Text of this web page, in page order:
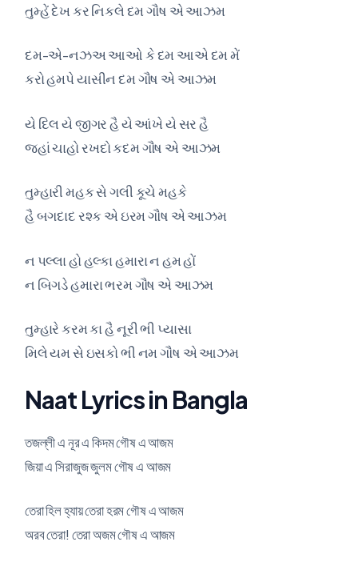
તુમ્હેં દેખ કર નિકલે દમ ગૌષ એ આઝમ
દમ-એ-નઝઅ આઓ કે દમ આએ દમ મેં
કરો હમપે યાસીન દમ ગૌષ એ આઝમ
યે દિલ યે જીગર હૈ યે આંખે યે સર હૈ
જહાં ચાહો રખદો કદમ ગૌષ એ આઝમ
તુમ્હારી મહક સે ગલી કૂચે મહકે
હૈ બગદાદ રશ્ક એ ઇરમ ગૌષ એ આઝમ
ન પલ્લા હો હલ્કા હમારા ન હમ હોં
ન બિગડે હમારા ભરમ ગૌષ એ આઝમ
તુમ્હારે કરમ કા હૈ નૂરી ભી પ્યાસા
મિલે યમ સે ઇસકો ભી નમ ગૌષ એ આઝમ
Naat Lyrics in Bangla
তজল্লী এ নূর এ কিদম গৌষ এ আজম
জিয়া এ সিরাজুজ জুলম গৌষ এ আজম
তেরা হিল হ্যায় তেরা হরম গৌষ এ আজম
অরব তেরা! তেরা অজম গৌষ এ আজম